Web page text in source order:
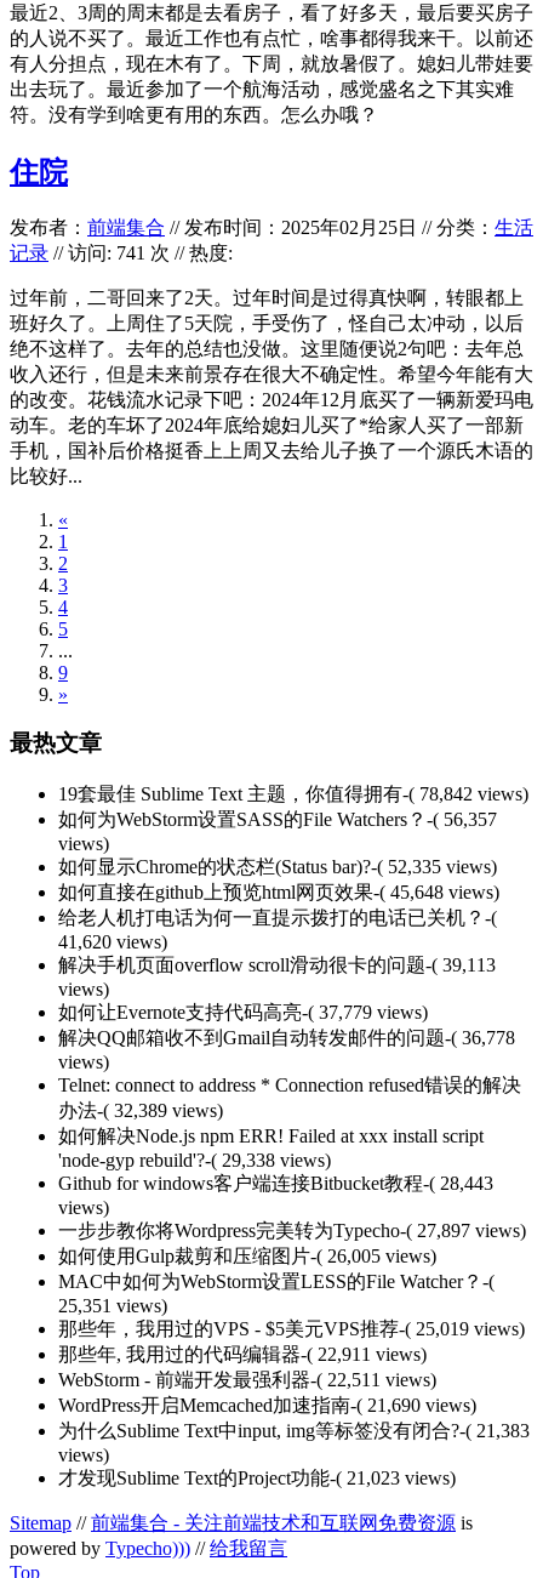
最近2、3周的周末都是去看房子，看了好多天，最后要买房子
的人说不买了。最近工作也有点忙，啥事都得我来干。以前还
有人分担点，现在木有了。下周，就放暑假了。媳妇儿带娃要
出去玩了。最近参加了一个航海活动，感觉盛名之下其实难
符。没有学到啥更有用的东西。怎么办哦？
住院
发布者： 前端集合 // 发布时间：2025年02月25日 //分类： 生活
记录 // 访问: 741 次 // 热度:
过年前，二哥回来了2天。过年时间是过得真快啊，转眼都上
班好久了。上周住了5天院，手受伤了，怪自己太冲动，以后
绝不这样了。去年的总结也没做。这里随便说2句吧：去年总
收入还行，但是未来前景存在很大不确定性。希望今年能有大
的改变。花钱流水记录下吧：2024年12月底买了一辆新爱玛电
动车。老的车坏了2024年底给媳妇儿买了*给家人买了一部新
手机，国补后价格挺香上上周又去给儿子换了一个源氏木语的
比较好...
«
1
2
3
4
5
...
9
»
最热文章
19套最佳 Sublime Text 主题，你值得拥有-( 78,842 views)
如何为WebStorm设置SASS的File Watchers？ -( 56,357
views)
如何显示Chrome的状态栏(Status bar)?-( 52,335 views)
如何直接在github上预览html网页效果-( 45,648 views)
给老人机打电话为何一直提示拨打的电话已关机？ -(
41,620 views)
解决手机页面overflow scroll滑动很卡的问题-( 39,113
views)
如何让Evernote支持代码高亮-( 37,779 views)
解决QQ邮箱收不到Gmail自动转发邮件的问题-( 36,778
views)
Telnet: connect to address * Connection refused错误的解决
办法-( 32,389 views)
如何解决Node.js npm ERR! Failed at xxx install script
'node-gyp rebuild'?-( 29,338 views)
Github for windows客户端连接Bitbucket教程-( 28,443
views)
一步步教你将Wordpress完美转为Typecho-( 27,897 views)
如何使用Gulp裁剪和压缩图片-( 26,005 views)
MAC中如何为WebStorm设置LESS的File Watcher？ -(
25,351 views)
那些年，我用过的VPS - $5美元VPS推荐-( 25,019 views)
那些年, 我用过的代码编辑器-( 22,911 views)
WebStorm - 前端开发最强利器-( 22,511 views)
WordPress开启Memcached加速指南-( 21,690 views)
为什么Sublime Text中input, img等标签没有闭合?-( 21,383
views)
才发现Sublime Text的Project功能-( 21,023 views)
Sitemap //前端集合 - 关注前端技术和互联网免费资源 is
powered by Typecho))) //给我留言
Top